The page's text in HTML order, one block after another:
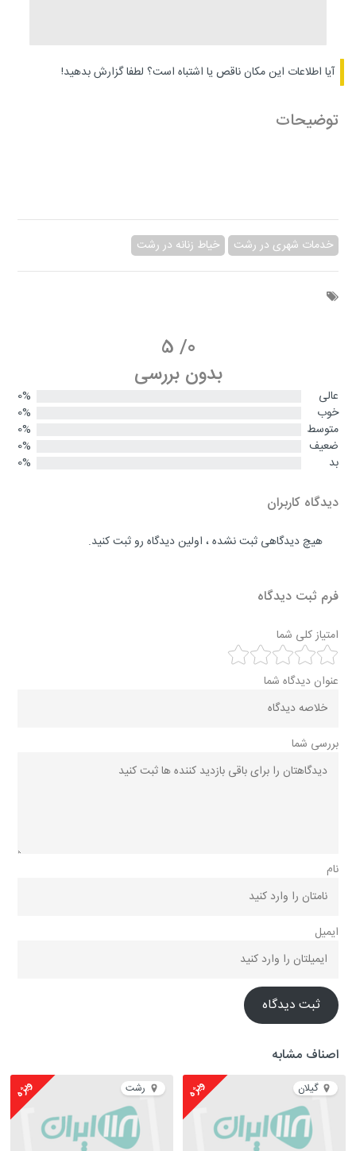
آیا اطلاعات این مکان ناقص یا اشتباه است؟ لطفا گزارش بدهید!
توضیحات
خدمات شهری در رشت خیاط زنانه در رشت
0
/
5
بدون بررسی
عالی
0%
خوب
0%
متوسط
0%
ضعیف
0%
بد
0%
دیدگاه کاربران
هیچ دیدگاهی ثبت نشده ، اولین دیدگاه رو ثبت کنید.
فرم ثبت دیدگاه
امتیاز کلی شما
عنوان دیدگاه شما
بررسی شما
نام
ایمیل
ثبت دیدگاه
اصناف مشابه
گیلان ویژه رشت ویژه